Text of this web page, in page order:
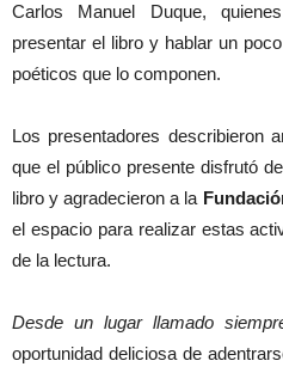
Carlos Manuel Duque,
presentar el libro y hablar un
poéticos que lo componen.
Los presentadores describieron
que el público presente disfrutó
libro y agradecieron a la
el espacio para realizar estas
de la lectura.
Desde un lugar llamado
oportunidad deliciosa de